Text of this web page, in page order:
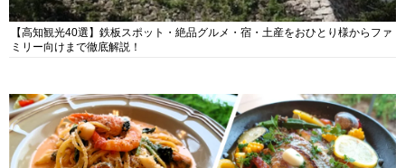
【高知観光40選】鉄板スポット・絶品グルメ・宿・土産をおひとり様からファ
ミリー向けまで徹底解説！